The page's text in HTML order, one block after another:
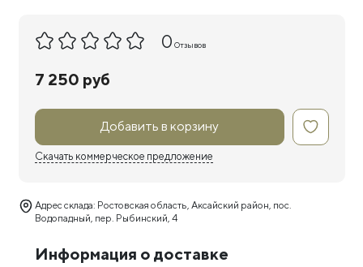
0 Отзывов
7 250 руб
Добавить в корзину
Скачать коммерческое предложение
Адрес склада: Ростовская область, Аксайский район, пос.
Водопадный, пер. Рыбинский, 4
Информация о доставке